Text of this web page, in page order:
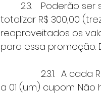
totalizar R$ 300,00
reaproveitados os
para essa
a 01 (um) cupom.